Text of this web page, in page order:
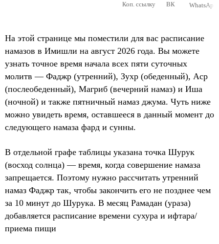
Коп. ссылку ВК WhatsApp
На этой странице мы поместили для вас расписание
намазов в Имишли на август 2026 года. Вы можете
узнать точное время начала всех пяти суточных
молитв — Фаджр (утренний), Зухр (обеденный), Аср
(послеобеденный), Магриб (вечерний намаз) и Иша
(ночной) и также пятничный намаз джума. Чуть ниже
можно увидеть время, оставшееся в данный момент до
следующего намаза фард и сунны.
В отдельной графе таблицы указана точка Шурук
(восход солнца) — время, когда совершение намаза
запрещается. Поэтому нужно рассчитать утренний
намаз Фаджр так, чтобы закончить его не позднее чем
за 10 минут до Шурука. В месяц Рамадан (ураза)
добавляется расписание времени сухура и ифтара/
приема пищи